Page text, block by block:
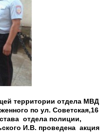
территории отдела МВД
по ул. Советская,16
отдела полиции,
И.В. проведена акция